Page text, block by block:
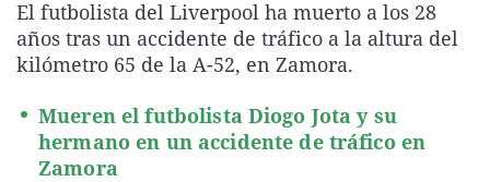
La rosa de los vientos
Gente viajera
Caso
Retornados
Operación Viuda
Extremadura
Galicia
Navarra
Virales
Televisión
El futbolista del Liverpool ha muerto a los 28
años tras un accidente de tráfico a la altura del
kilómetro 65 de la A-52, en Zamora.
Mueren el futbolista Diogo Jota y su
hermano en un accidente de tráfico en
Zamora